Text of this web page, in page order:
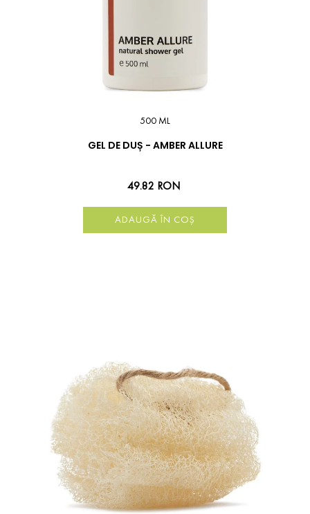
500 ML
GEL DE DUȘ - AMBER ALLURE
49.82 RON
ADAUGĂ ÎN COȘ